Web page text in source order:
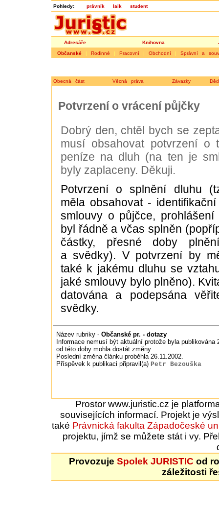
Pohledy: právník laik student
Adresáře Knihovna
Občanské | Rodinné | Pracovní | Obchodní | Správní a
Obecná část Věcná práva Závazky
Potvrzení o vrácení půjčky
Dobrý den, chtěl bych se
musí obsahovat potvrzení o
peníze na dluh (na ten je
byly zaplaceny. Děkuji.
Potvrzení o splnění dluhu
měla obsahovat -
smlouvy o půjčce,
byl řádně a včas splněn
částky, přesné doby
a svědky). V potvrzení by
také k jakému dluhu se
jaké smlouvy bylo plněno).
datována a podepsána
svědky.
Název rubriky - Občanské pr. - dotazy
Informace nemusí být aktuální protože byla publikována
od této doby mohla dostát změny
Poslední změna článku proběhla 26.11.2002.
Příspěvek k publikaci připravil(a) Petr Bezouška
Prostor www.juristic.cz je
souvisejících informací. Projekt je
také Právnická fakulta Západočeské
projektu, jímž se můžete stát i vy.
Provozuje Spolek JURISTIC od
záležitosti